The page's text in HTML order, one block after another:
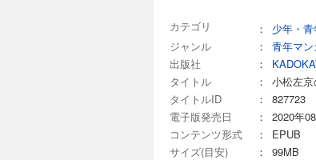
カテゴリ ：
少年・
ジャンル
：
青年マ
出版社
：
タイトル
：
小松左
タイトルID
：
827723
電子版発売日
：
2020年
コンテンツ形式
：
EPUB
サイズ(目安)
： 99MB